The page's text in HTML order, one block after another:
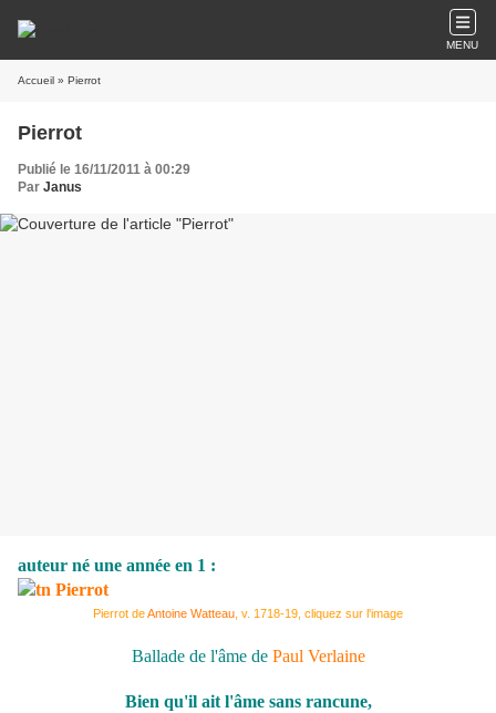
MENU
Accueil » Pierrot
Pierrot
Publié le 16/11/2011 à 00:29
Par Janus
auteur né une année en 1 :
Pierrot deAntoine Watteau , v. 1718-19, cliquez sur l'image
Ballade de l'âme de Paul Verlaine
Bien qu'il ait l'âme sans rancune,